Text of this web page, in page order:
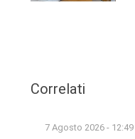
Correlati
7 Agosto 2026 - 12:49